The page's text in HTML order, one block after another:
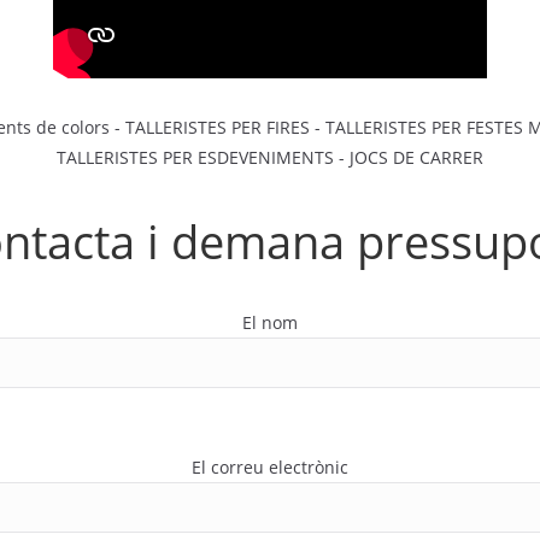
i demana
El nom
El correu electrònic